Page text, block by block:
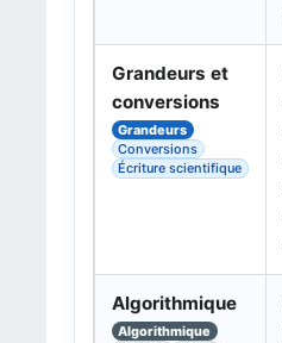
Grandeurs et
conversions
Grandeurs
Conversions
Écriture scientifique
Algorithmique
Algorithmique